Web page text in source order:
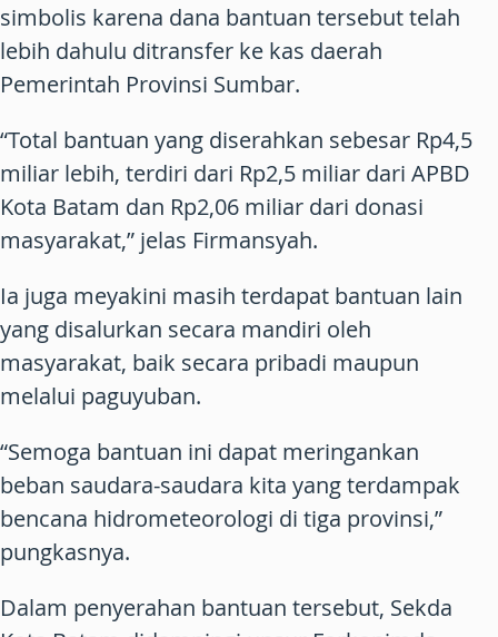
simbolis karena dana bantuan tersebut telah
lebih dahulu ditransfer ke kas daerah
Pemerintah Provinsi Sumbar.
“Total bantuan yang diserahkan sebesar Rp4,5
miliar lebih, terdiri dari Rp2,5 miliar dari APBD
Kota Batam dan Rp2,06 miliar dari donasi
masyarakat,” jelas Firmansyah.
Ia juga meyakini masih terdapat bantuan lain
yang disalurkan secara mandiri oleh
masyarakat, baik secara pribadi maupun
melalui paguyuban.
“Semoga bantuan ini dapat meringankan
beban saudara-saudara kita yang terdampak
bencana hidrometeorologi di tiga provinsi,”
pungkasnya.
Dalam penyerahan bantuan tersebut, Sekda